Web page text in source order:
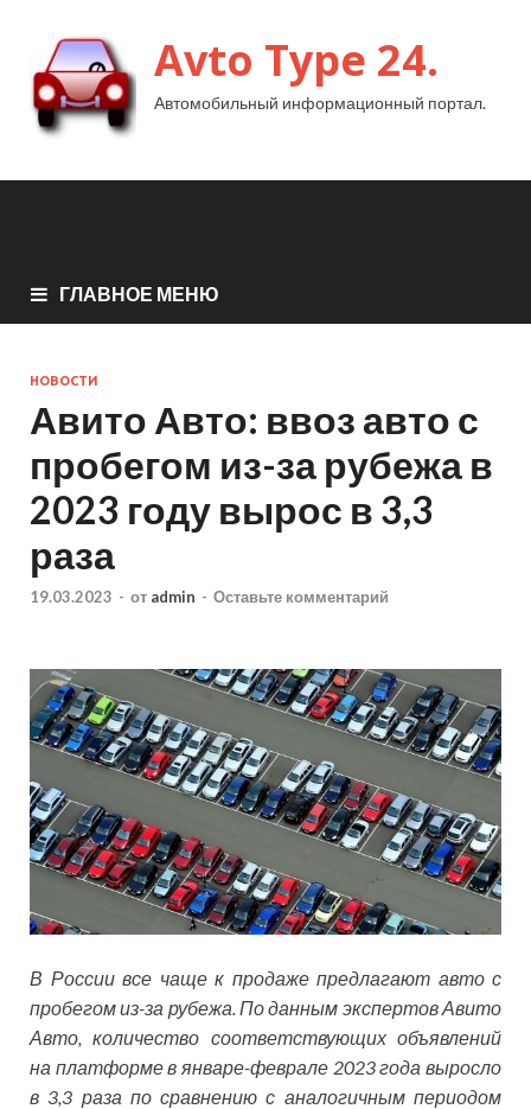
Avto Type 24.
Автомобильный информационный портал.
ГЛАВНОЕ МЕНЮ
НОВОСТИ
Авито Авто: ввоз авто с
пробегом из-за рубежа в
2023 году вырос в 3,3
раза
19.03.2023 - от admin - Оставьте комментарий
В России все чаще к продаже предлагают авто с
пробегом из-за рубежа. По данным экспертов Авито
Авто, количество соответствующих объявлений
на платформе в январе-феврале 2023 года выросло
в 3,3 раза по сравнению с аналогичным периодом